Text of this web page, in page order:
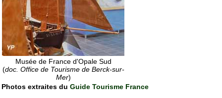
Musée de France d'Opale Sud
(doc. Office de Tourisme de Berck-sur-
Mer)
Photos extraites du Guide Tourisme France